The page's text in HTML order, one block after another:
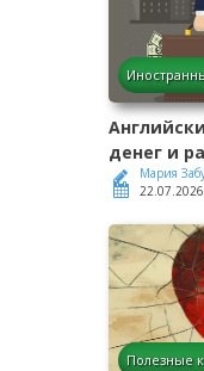
денег и
Мария
Полезные